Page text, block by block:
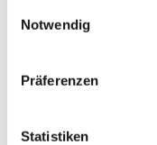
Notwendig
Präferenzen
Statistiken